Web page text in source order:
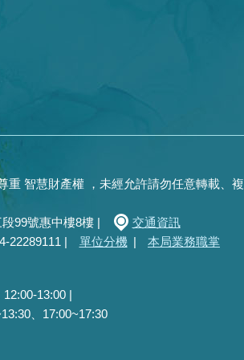
重 智慧財產權 ，未經允許請勿任意轉載、複
99號惠中樓8樓 |
交通資訊
22289111 |
單位分機 |
本局業務職掌
13:00 |
、17:00~17:30